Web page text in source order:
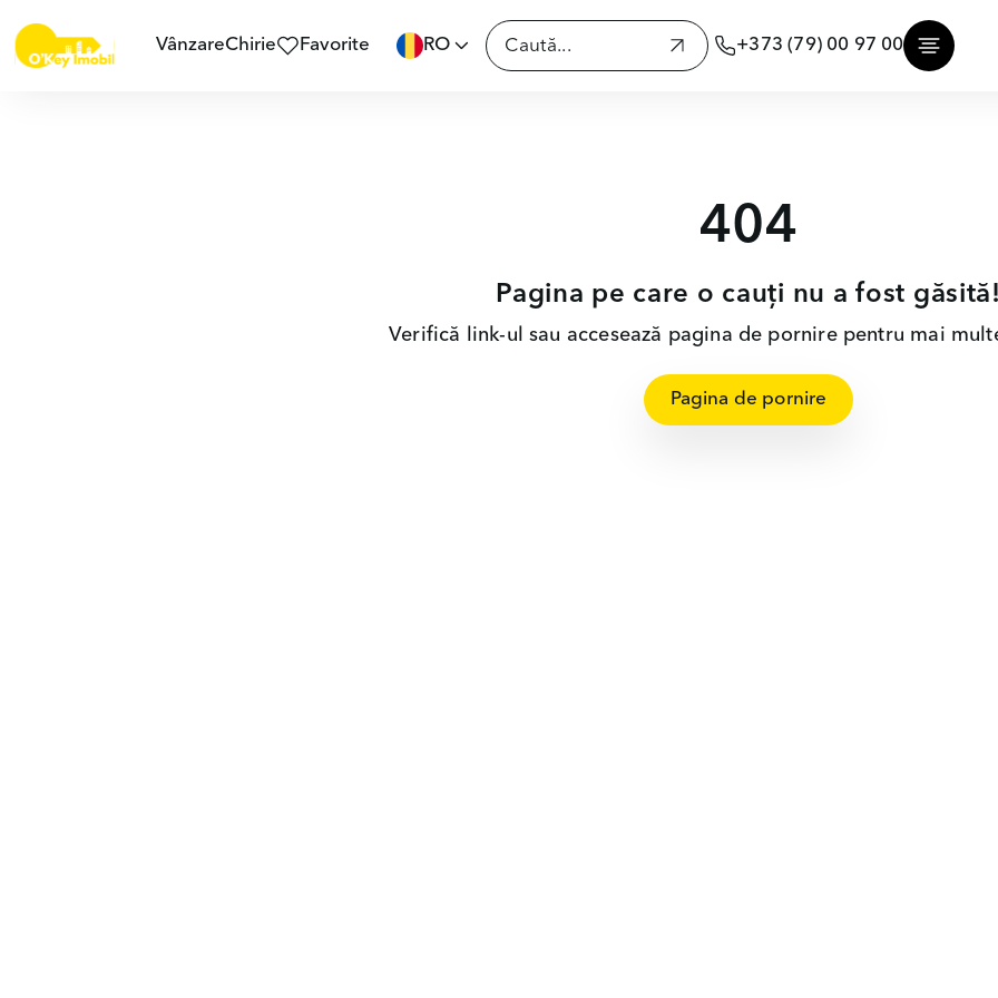
VânzareChirie Favorite RO +373 (79) 00 97 00
404
Pagina pe care o cauți nu a fost găsită!
Verifică link-ul sau accesează pagina de pornire pentru mai
Pagina de pornire